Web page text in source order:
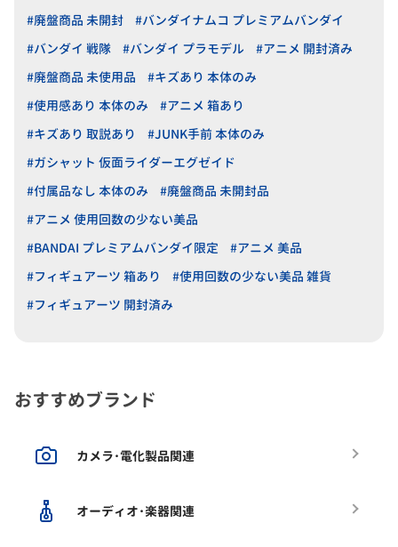
#廃盤商品 未開封
#バンダイナムコ プレミアムバンダイ
#バンダイ 戦隊
#バンダイ プラモデル
#アニメ 開封済み
#廃盤商品 未使用品
#キズあり 本体のみ
#使用感あり 本体のみ
#アニメ 箱あり
#キズあり 取説あり
#JUNK手前 本体のみ
#ガシャット 仮面ライダーエグゼイド
#付属品なし 本体のみ
#廃盤商品 未開封品
#アニメ 使用回数の少ない美品
#BANDAI プレミアムバンダイ限定
#アニメ 美品
#フィギュアーツ 箱あり
#使用回数の少ない美品 雑貨
#フィギュアーツ 開封済み
おすすめブランド
カメラ･電化製品関連
オーディオ･楽器関連